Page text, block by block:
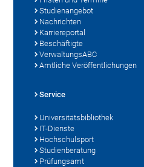
Studienangebot
Nachrichten
Karriereportal
Beschäftigte
VerwaltungsABC
Amtliche Veröffentlichungen
Service
Universitätsbibliothek
IT-Dienste
Hochschulsport
Studienberatung
Prüfungsamt